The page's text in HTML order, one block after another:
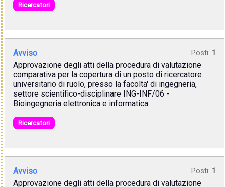
Ricercatori
Avviso Posti: 1
Approvazione degli atti della procedura di valutazione
comparativa per la copertura di un posto di ricercatore
universitario di ruolo, presso la facolta' di ingegneria,
settore scientifico-disciplinare ING-INF/06 -
Bioingegneria elettronica e informatica.
Ricercatori
Avviso Posti: 1
Approvazione degli atti della procedura di valutazione